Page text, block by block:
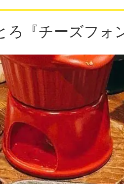
ろ『チーズフォ